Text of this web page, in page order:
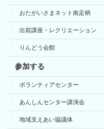
おたがいさまネット南足柄
出前講座・レクリエーション
りんどう会館
参加する
ボランティアセンター
あんしんセンター講演会
地域支えあい協議体